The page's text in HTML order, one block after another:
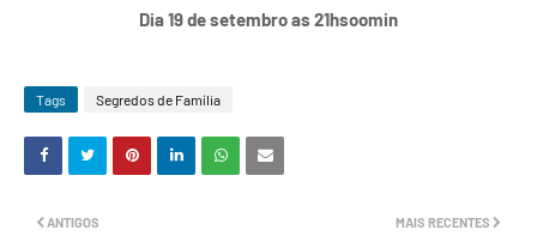
Dia 19 de setembro as 21hsoomin
Tags Segredos de Família
MAIS RECENTES
ANTIGOS